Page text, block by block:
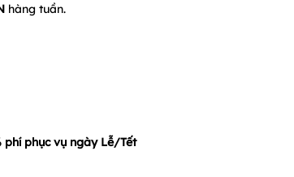
hàng tuần.
phục vụ ngày Lễ/Tết